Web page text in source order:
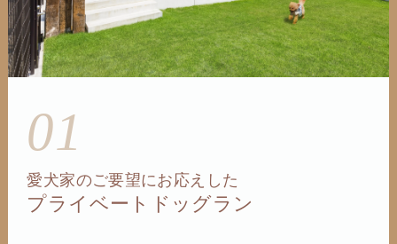
01
愛犬家のご要望にお応えした
プライベートドッグラン